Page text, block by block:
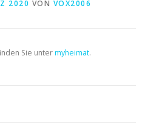
2020 VON VOX2006
Sie untermyheimat.